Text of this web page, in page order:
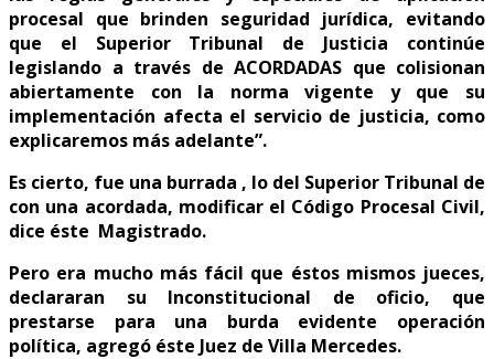
procesal que brinden seguridad jurídica, evitando
que el Superior Tribunal de Justicia continúe
legislando a través de ACORDADAS que colisionan
abiertamente con la norma vigente y que su
implementación afecta el servicio de justicia, como
explicaremos más adelante”.
Es cierto, fue una burrada , lo del Superior Tribunal de
con una acordada, modificar el Código Procesal Civil,
dice éste Magistrado.
Pero era mucho más fácil que éstos mismos jueces,
declararan su Inconstitucional de oficio, que
prestarse para una burda evidente operación
política, agregó éste Juez de Villa Mercedes.